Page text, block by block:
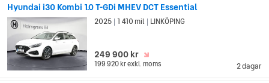
Hyundai i30 Kombi 1.0 T-GDi MHEV DCT Essential
2 dagar
2025 1 410 mil LINKÖPING
249 900 kr
199 920 krexkl. moms